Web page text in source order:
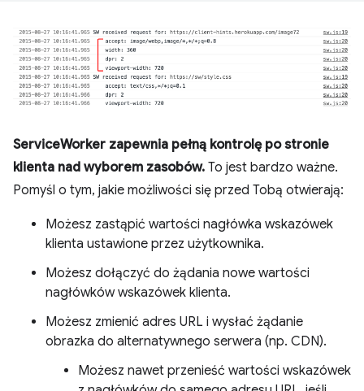
ServiceWorker zapewnia pełną kontrolę po stronie
klienta nad wyborem zasobów. To jest bardzo ważne.
Pomyśl o tym, jakie możliwości się przed Tobą otwierają:
Możesz zastąpić wartości nagłówka wskazówek
klienta ustawione przez użytkownika.
Możesz dołączyć do żądania nowe wartości
nagłówków wskazówek klienta.
Możesz zmienić adres URL i wysłać żądanie
obrazka do alternatywnego serwera (np. CDN).
Możesz nawet przenieść wartości wskazówek